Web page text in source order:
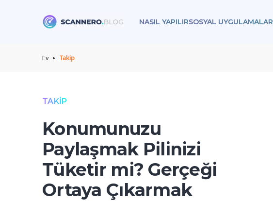
NASIL YAPILIRSOSYAL UYGULAMALAR
Ev Takip
TAKIP
Konumunuzu
Paylaşmak Pilinizi
Tüketir mi? Gerçeği
Ortaya Çıkarmak